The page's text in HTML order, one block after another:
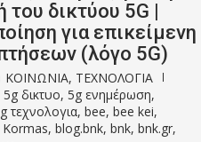
του δικτύου 5G |
για επικείμενη
(λόγο 5G)
ΚΟΙΝΩΝΙΑ, ΤΕΧΝΟΛΟΓΙΑ
5g δικτυο, 5g ενημέρωση,
τεχνολογια, bee, bee kei,
Kormas, blog.bnk, bnk, bnk.gr,